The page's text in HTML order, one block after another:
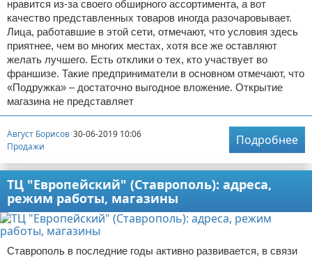
нравится из-за своего обширного ассортимента, а вот
качество представленных товаров иногда разочаровывает.
Лица, работавшие в этой сети, отмечают, что условия здесь
приятнее, чем во многих местах, хотя все же оставляют
желать лучшего. Есть отклики о тех, кто участвует во
франшизе. Такие предприниматели в основном отмечают, что
«Подружка» – достаточно выгодное вложение. Открытие
магазина не представляет
Август Борисов 30-06-2019 10:06
Продажи
Подробнее
ТЦ "Европейский" (Ставрополь): адреса,
режим работы, магазины
Ставрополь в последние годы активно развивается, в связи